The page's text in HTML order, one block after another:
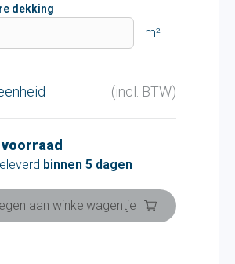
dekking
m²
(incl. BTW)
voorraad
binnen 5 dagen
aan winkelwagentje